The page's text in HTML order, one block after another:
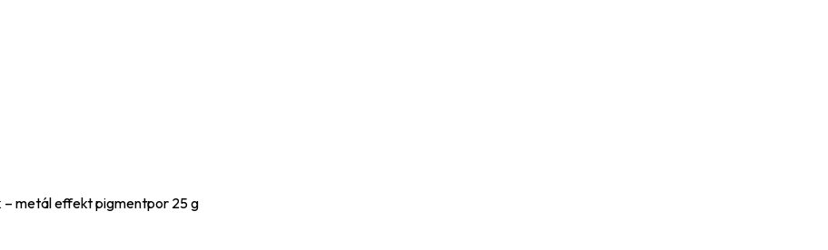
– metál effekt pigmentpor 25 g